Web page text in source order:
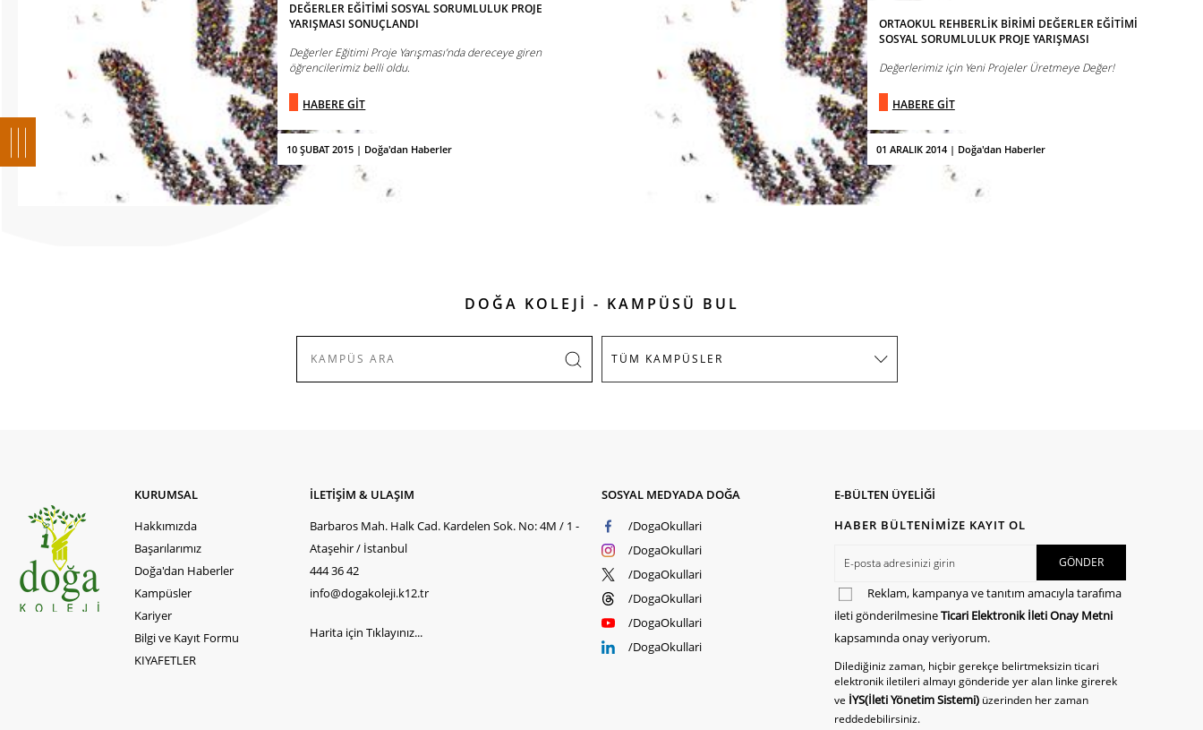
10 ŞUBAT 2015 | Doğa'dan Haberler
DEĞERLER EĞİTİMİ SOSYAL SORUMLULUK PROJE
YARIŞMASI SONUÇLANDI
Değerler Eğitimi Proje Yarışması’nda dereceye giren
öğrencilerimiz belli oldu.
HABERE GİT
01 ARALIK 2014 | Doğa'dan Haberler
ORTAOKUL REHBERLİK BİRİMİ DEĞERLER EĞİTİMİ
SOSYAL SORUMLULUK PROJE YARIŞMASI
Değerlerimiz için Yeni Projeler Üretmeye Değer!
HABERE GİT
DOĞA KOLEJİ - KAMPÜSÜ BUL
KURUMSAL
Hakkımızda
Başarılarımız
Doğa'dan Haberler
Kampüsler
Kariyer
Bilgi ve Kayıt Formu
KIYAFETLER
İLETİŞİM & ULAŞIM
Barbaros Mah. Halk Cad. Kardelen Sok. No: 4M / 1 -
Ataşehir / İstanbul
444 36 42
info@dogakoleji.k12.tr
Harita için Tıklayınız...
SOSYAL MEDYADA DOĞA
/DogaOkullari
/DogaOkullari
/DogaOkullari
/DogaOkullari
/DogaOkullari
/DogaOkullari
E-BÜLTEN ÜYELİĞİ
HABER BÜLTENİMİZE KAYIT OL
Reklam, kampanya ve tanıtım amacıyla tarafıma
ileti gönderilmesineTicari Elektronik İleti Onay Metni
kapsamında onay veriyorum.
Dilediğiniz zaman, hiçbir gerekçe belirtmeksizin ticari
elektronik iletileri almayı gönderide yer alan linke girerek
ve İYS(İleti Yönetim Sistemi) üzerinden her zaman
reddedebilirsiniz.